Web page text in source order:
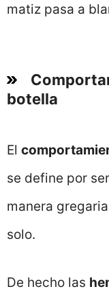
matiz pasa a
botella
El
se define por
manera
solo.
De hecho las